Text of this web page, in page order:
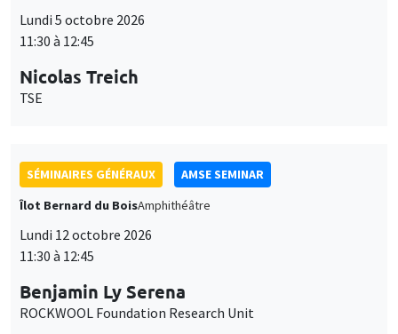
Lundi 5 octobre 2026
11:30 à 12:45
Nicolas Treich
TSE
SÉMINAIRES GÉNÉRAUX
AMSE SEMINAR
Îlot Bernard du BoisAmphithéâtre
Lundi 12 octobre 2026
11:30 à 12:45
Benjamin Ly Serena
ROCKWOOL Foundation Research Unit